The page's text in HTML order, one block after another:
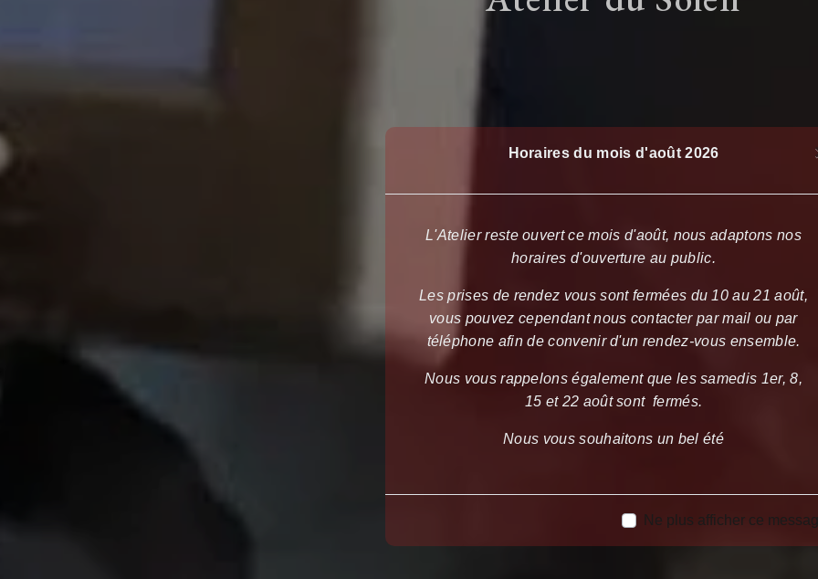
Horaires du mois d'août 2026
L'Atelier reste ouvert ce mois d'août, nous adaptons nos
horaires d'ouverture au public.
Les prises de rendez vous sont fermées du 10 au 21 août,
vous pouvez cependant nous contacter par mail ou par
téléphone afin de convenir d'un rendez-vous ensemble.
Nous vous rappelons également que les samedis 1er, 8,
15 et 22 août sont fermés.
Nous vous souhaitons un bel été
Ne plus afficher ce